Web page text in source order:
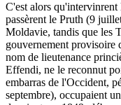
C'est alors qu'intervinrent
passèrent le Pruth (9
Moldavie, tandis que les
gouvernement provisoire
nom de lieutenance
Effendi, ne le reconnut
embarras de l'Occident,
septembre), occupaient